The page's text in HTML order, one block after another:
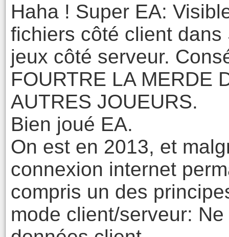
Haha ! Super EA:
fichiers côté client
jeux côté serveur.
FOURTRE LA MERDE
AUTRES JOUEURS.
Bien joué EA.
On est en 2013, et
connexion internet
compris un des
mode client/serveur: